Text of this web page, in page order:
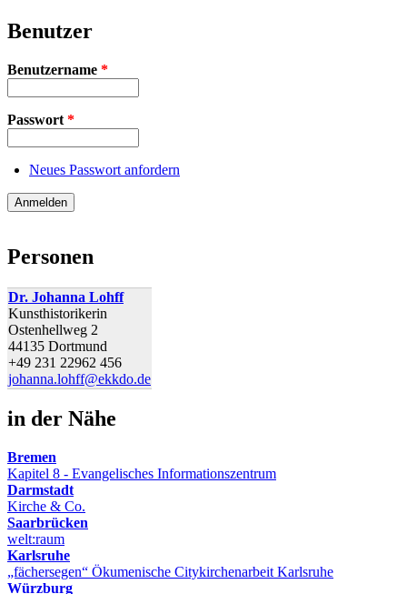
Benutzer
Benutzername *
Passwort *
Neues Passwort anfordern
Personen
Dr. Johanna Lohff
Kunsthistorikerin
Ostenhellweg 2
44135 Dortmund
+49 231 22962 456
johanna.lohff@ekkdo.de
in der Nähe
Bremen
Kapitel 8 - Evangelisches Informationszentrum
Darmstadt
Kirche & Co.
Saarbrücken
welt:raum
Karlsruhe
„fächersegen“ Ökumenische Citykirchenarbeit Karlsruhe
Würzburg